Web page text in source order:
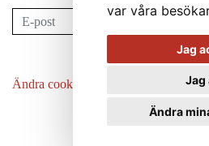
var våra
Jag
Jag
Ändra
Ändra cookie-inställningar